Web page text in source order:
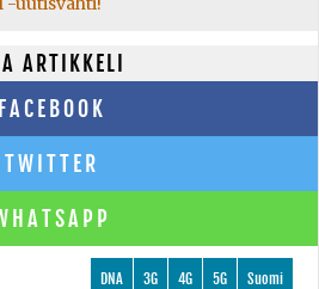
ARTIKKELI
FACEBOOK
TWITTER
Suomi
5G
4G
3G
DNA